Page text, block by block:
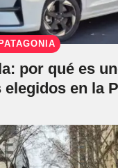
por qué es
elegidos en la